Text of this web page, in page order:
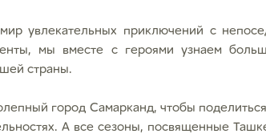
увлекательных приключений с
мы вместе с героями узнаем
страны.
город Самарканд, чтобы
А все сезоны, посвященные